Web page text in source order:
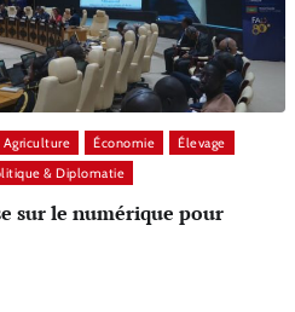
Agriculture Économie
Élevage
& Diplomatie
sur le numérique pour